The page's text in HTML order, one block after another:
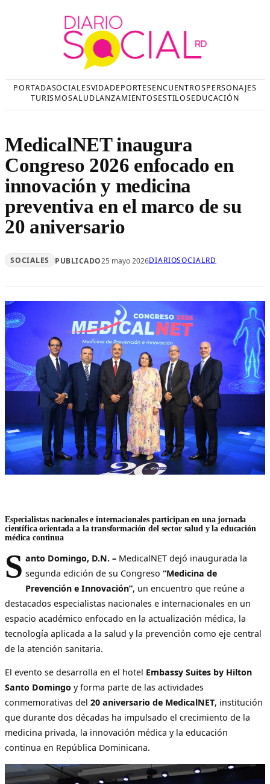
PORTADASOCIALESVIDADEPORTESENCUENTROSPERSONAJES
TURISMOSALUDLANZAMIENTOSESTILOSEDUCACIÓN
MedicalNET inaugura
Congreso 2026 enfocado en
innovación y medicina
preventiva en el marco de su
20 aniversario
SOCIALES PUBLICADO25 mayo 2026DIARIOSOCIALRD
Especialistas nacionales e internacionales participan en una jornada
científica orientada a la transformación del sector salud y la educación
médica continua
S anto Domingo, D.N. – MedicalNET dejó inaugurada la
segunda edición de su Congreso“Medicina de
Prevención e Innovación”, un encuentro que reúne a
destacados especialistas nacionales e internacionales en un
espacio académico enfocado en la actualización médica, la
tecnología aplicada a la salud y la prevención como eje central
de la atención sanitaria.
El evento se desarrolla en el hotel Embassy Suites by Hilton
Santo Domingo y forma parte de las actividades
conmemorativas del 20 aniversario de MedicalNET, institución
que durante dos décadas ha impulsado el crecimiento de la
medicina privada, la innovación médica y la educación
continua en República Dominicana.